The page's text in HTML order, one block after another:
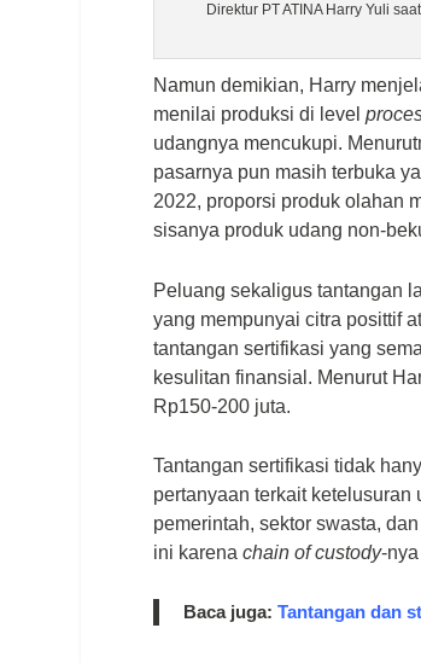
Direktur PT ATINA Harry Yuli
Namun demikian, Harry
menilai produksi di level
udangnya mencukupi.
pasarnya pun masih terbuka
2022, proporsi produk olahan
sisanya produk udang non-
Peluang sekaligus tantangan
yang mempunyai citra posittif
tantangan sertifikasi yang
kesulitan finansial. Menurut
Rp150-200 juta.
Tantangan sertifikasi tidak
pertanyaan terkait
pemerintah, sektor swasta,
ini karenachain of custody-
Baca juga:Tantangan dan